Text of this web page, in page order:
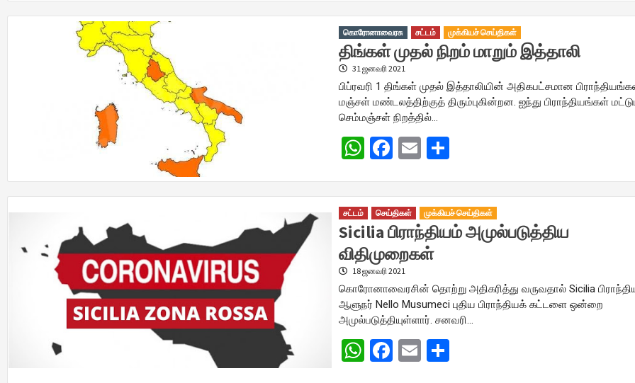
கொரோனாவைரசு சட்டம் முக்கியச் செய்திகள்
திங்கள் முதல் நிறம் மாறும் இத்தாலி
31 ஜனவரி 2021
பிப்ரவரி 1 திங்கள் முதல் இத்தாலியின் அதிகபட்சமான
மஞ்சள் மண்டலத்திற்குத் திரும்புகின்றன. ஐந்து பிராந்தியங்கள்
செம்மஞ்சள் நிறத்தில்…
WhatsApp
Facebook
Email
சட்டம் செய்திகள் முக்கியச் செய்திகள்
Sicilia பிராந்தியம் அமுல்படுத்திய
விதிமுறைகள்
18 ஜனவரி 2021
கொரோனாவைரசின் தொற்று அதிகரித்து வருவதால் Sicilia
ஆளுநர் Nello Musumeci புதிய பிராந்தியக் கட்டளை ஒன்றை
அமுல்படுத்தியுள்ளார். சனவரி…
WhatsApp
Facebook
Email